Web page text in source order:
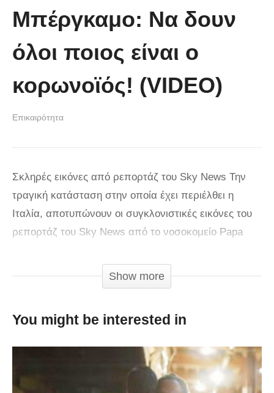
πρώτη στιγμή και συγκίνησε το
νοηματική με ένα μικρό κορίτσι
Μπέργκαμο: Να δουν
όλοι ποιος είναι ο
κορωνοϊός! (VIDEO)
Επικαιρότητα
Σκληρές εικόνες από ρεπορτάζ του Sky News Την
τραγική κατάσταση στην οποία έχει περιέλθει η
Ιταλία, αποτυπώνουν οι συγκλονιστικές εικόνες του
ρεπορτάζ του Sky News από το νοσοκομείο Papa
Λομβαρδίας που έχει πληγεί περισσότερο από την
πανδημία του κορωνοϊού. Με γεμάτους ακόμα και
μηχανήματα υποστήριξης της αναπνοής,
προσωπικού να αντιμετωπίσουν το φονικό ιό.
αντιμετωπίσουν την κατάσταση. «Όλοι είχαμε
Show more
You might be interested in